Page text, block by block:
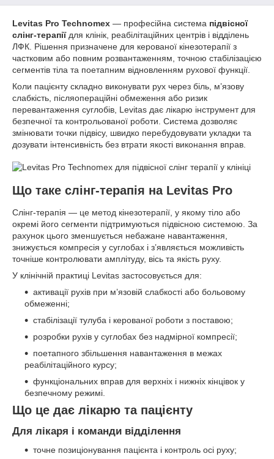
Levitas Pro Technomex — професійна система підвісної
слінг-терапіїдля клінік, реабілітаційних центрів і відділень
ЛФК. Рішення призначене для керованої кінезотерапії з
частковим або повним розвантаженням, точною стабілізацією
сегментів тіла та поетапним відновленням рухової функції.
Коли пацієнту складно виконувати рух через біль, м’язову
слабкість, післяопераційні обмеження або ризик
перевантаження суглобів, Levitas дає лікарю інструмент для
безпечної та контрольованої роботи. Система дозволяє
змінювати точки підвісу, швидко перебудовувати укладки та
дозувати інтенсивність без втрати якості виконання вправ.
Що таке слінг-терапія на Levitas Pro
Слінг-терапія — це метод кінезотерапії, у якому тіло або
окремі його сегменти підтримуються підвісною системою. За
рахунок цього зменшується небажане навантаження,
знижується компресія у суглобах і з’являється можливість
точніше контролювати амплітуду, вісь та якість руху.
У клінічній практиці Levitas застосовується для:
активації рухів при м’язовій слабкості або больовому
обмеженні;
стабілізації тулуба і керованої роботи з поставою;
розробки рухів у суглобах без надмірної компресії;
поетапного збільшення навантаження в межах
реабілітаційного курсу;
функціональних вправ для верхніх і нижніх кінцівок у
безпечному режимі.
Що це дає лікарю та пацієнту
Для лікаря і команди відділення
точне позиціонування пацієнта і контроль осі руху;